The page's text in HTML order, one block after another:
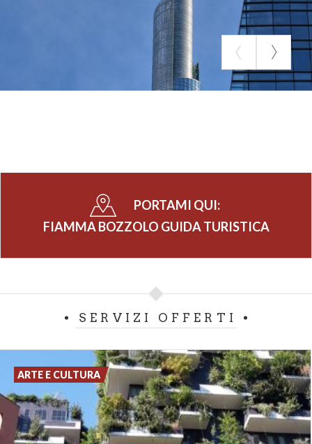
PORTAMI QUI:
FIAMMA BOZZOLO GUIDA TURISTICA
SERVIZI OFFERTI
ARTE E CULTURA